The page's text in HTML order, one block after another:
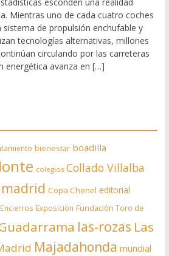
Mientras uno de cada cuatro coches
de propulsión enchufable y
tecnologías alternativas, millones
circulando por las carreteras
energética avanza en […]
bienestar boadilla
colegios Collado Villalba
Copa Chenel editorial
Encierros Exposición Fundación Toro de
las-rozas Las
Majadahonda mundial